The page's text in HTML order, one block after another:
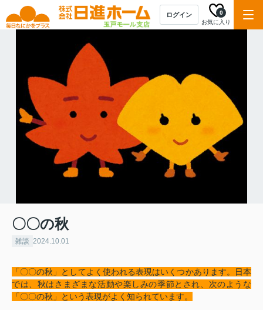
ログイン
お気に入り
0
〇〇の秋
雑談 2024.10.01
「〇〇の秋」としてよく使われる表現はいくつかあります。日本
では、秋はさまざまな活動や楽しみの季節とされ、次のような
「〇〇の秋」という表現がよく知られています。